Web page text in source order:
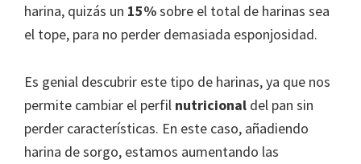
harina, quizás un 15%sobre el total de harinas sea
el tope, para no perder demasiada esponjosidad.
Es genial descubrir este tipo de harinas, ya que nos
permite cambiar el perfil nutricional del pan sin
perder características. En este caso, añadiendo
harina de sorgo, estamos aumentando las